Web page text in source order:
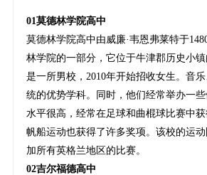
01莫德林学院高中
莫德林学院高中由威廉·韦恩弗莱特于
林学院的一部分，它位于牛津郡历史小
是一所男校，2010年开始招收女生。音
统的优势学科。同时，他们经常举办一
水平很高，经常在足球和曲棍球比赛中获
帆船运动也获得了许多奖项。该校的运
加所有英格兰地区的比赛。
02吉尔福德高中